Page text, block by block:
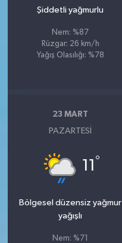
Şiddetli yağmurlu
Nem: %87
Rüzgar: 26 km/h
Yağış Olasılığı: %78
23 MART
PAZARTESI
11 °
Bölgesel düzensiz yağmur
yağışlı
Nem: %71